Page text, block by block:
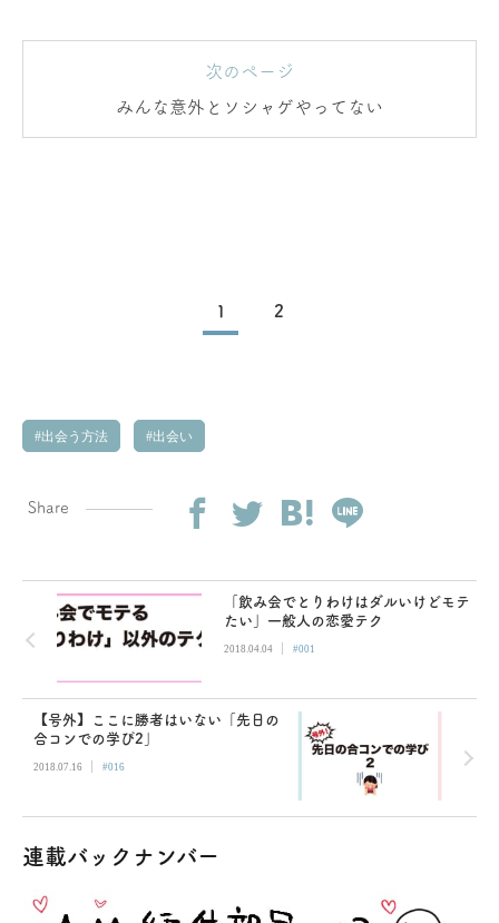
次のページ
みんな意外とソシャゲやってない
1 2
出会う方法 出会い
Share
「飲み会でとりわけはダルいけどモテ
たい」一般人の恋愛テク
2018.04.04 | #001
【号外】ここに勝者はいない「先日の
合コンでの学び2」
2018.07.16 | #016
連載バックナンバー